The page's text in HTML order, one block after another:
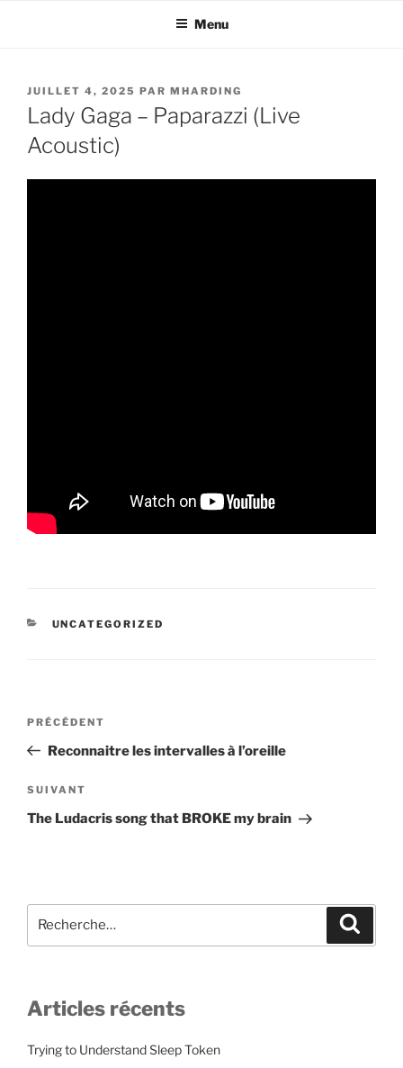
Menu
PUBLIÉ
LE
JUILLET 4, 2025 PAR MHARDING
Lady Gaga – Paparazzi (Live
Acoustic)
CATÉGORIES
UNCATEGORIZED
Navigation
l’article
Article
précédent
PRÉCÉDENT
Reconnaitre les intervalles à l’oreille
Article
suivant
SUIVANT
The Ludacris song that BROKE my brain
pour
Articles récents
Trying to Understand Sleep Token